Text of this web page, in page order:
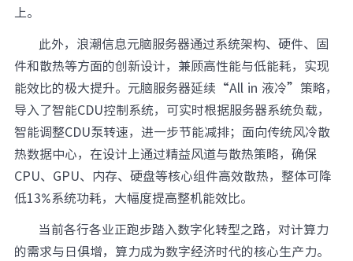
上。
此外，浪潮信息元脑服务器通过系统架构、硬件、固
件和散热等方面的创新设计，兼顾高性能与低能耗，实现
能效比的极大提升。元脑服务器延续“All in 液冷”策略，
导入了智能CDU控制系统，可实时根据服务器系统负载，
智能调整CDU泵转速，进一步节能减排；面向传统风冷散
热数据中心，在设计上通过精益风道与散热策略，确保
CPU、GPU、内存、硬盘等核心组件高效散热，整体可降
低13%系统功耗，大幅度提高整机能效比。
当前各行各业正跑步踏入数字化转型之路，对计算力
的需求与日俱增，算力成为数字经济时代的核心生产力。